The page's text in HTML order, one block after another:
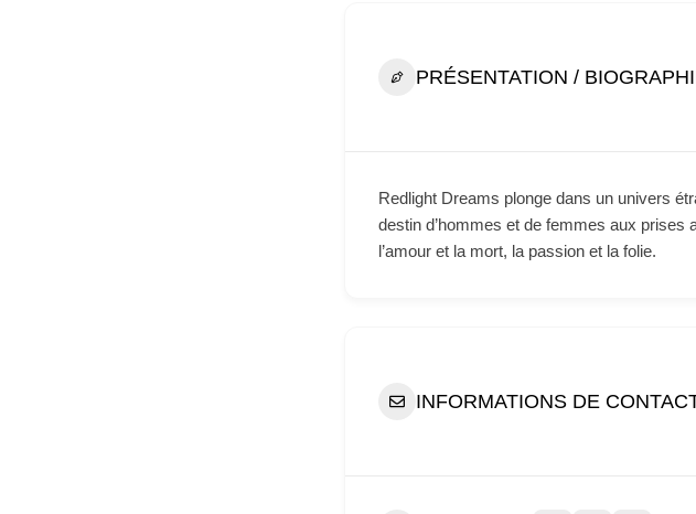
PRÉSENTATION /
Redlight Dreams plonge dans un univers
destin d’hommes et de femmes aux
l’amour et la mort, la passion et la folie.
INFORMATIONS DE